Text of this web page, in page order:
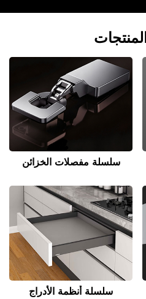
سلسلة مفصلات الخزائن
سلسلة أنظمة الأدراج